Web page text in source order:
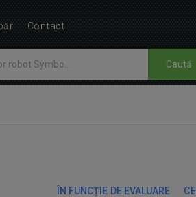
Caută
ÎN FUNCȚIE DE EVALUARE
Contact